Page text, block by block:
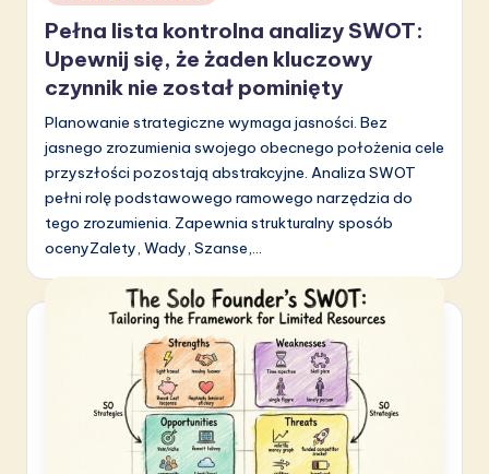
in
Pełna lista kontrolna analizy SWOT:
Upewnij się, że żaden kluczowy
czynnik nie został pominięty
Planowanie strategiczne wymaga jasności. Bez
jasnego zrozumienia swojego obecnego położenia cele
przyszłości pozostają abstrakcyjne. Analiza SWOT
pełni rolę podstawowego ramowego narzędzia do
tego zrozumienia. Zapewnia strukturalny sposób
ocenyZalety, Wady, Szanse,…